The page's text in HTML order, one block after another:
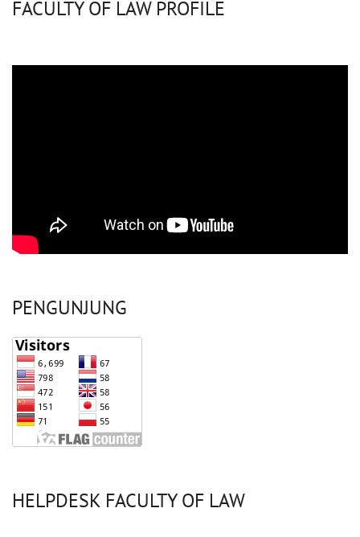
FACULTY OF LAW PROFILE
PENGUNJUNG
HELPDESK FACULTY OF LAW